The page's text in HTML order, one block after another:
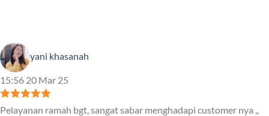
yani khasanah
15:56 20 Mar 25
Pelayanan ramah bgt, sangat sabar menghadapi customer nya ,,